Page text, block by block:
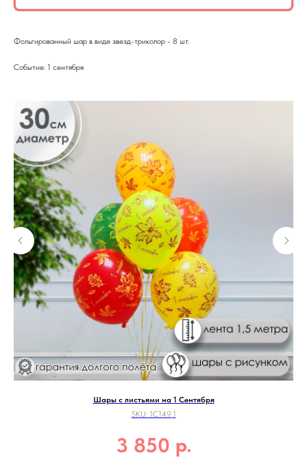
Фольгированный шар в виде звезд-триколор - 8 шт.
Событие: 1 сентября
Шары с листьями на 1 Сентября
SKU: 1C149_1
3 850 р.